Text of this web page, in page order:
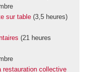
sur table (3,5 heures)
(21 heures
restauration collective